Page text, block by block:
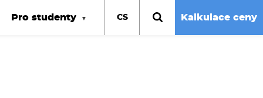
Pro studenty CS Kalkulace ceny